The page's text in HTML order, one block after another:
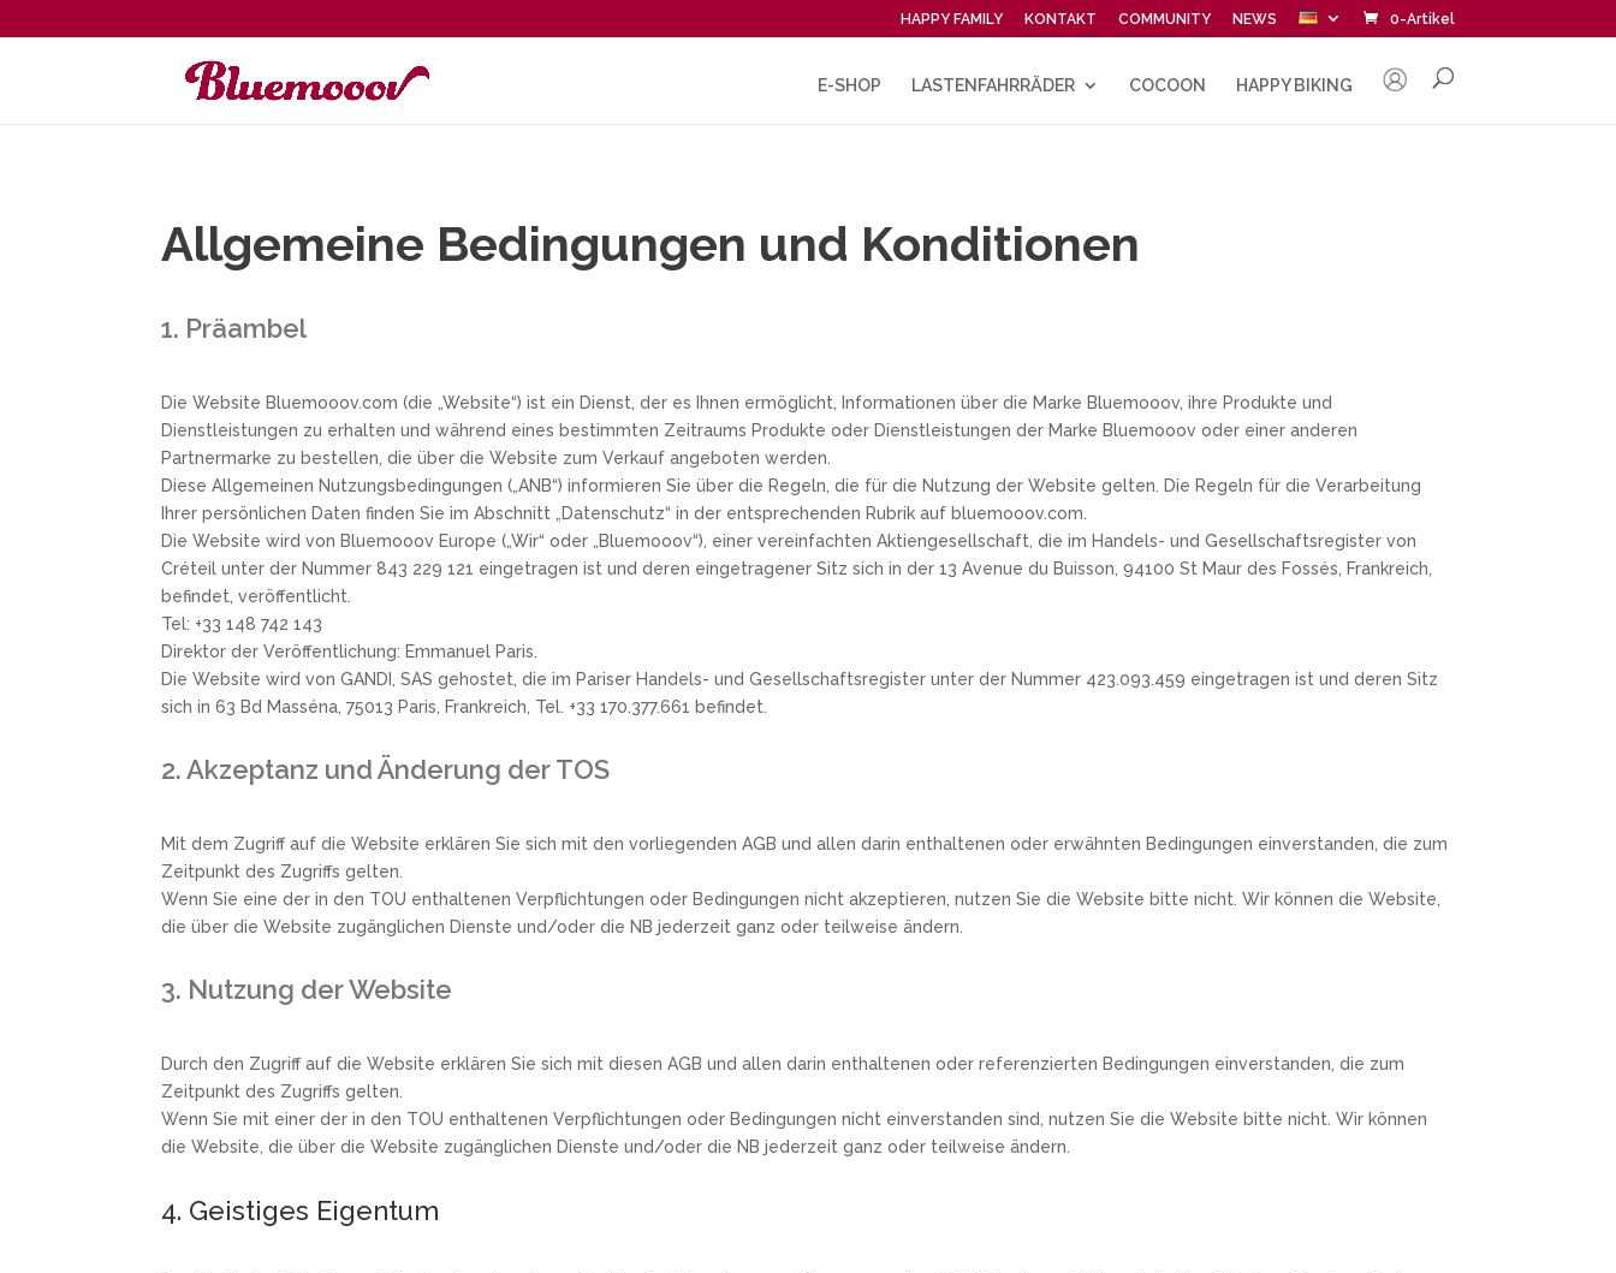
HAPPY FAMILY KONTAKT COMMUNITY NEWS 0-Artikel
E-SHOP LASTENFAHRRÄDER COCOON HAPPY BIKING
Allgemeine Bedingungen und Konditionen
1. Präambel
Die Website Bluemooov.com (die „Website“) ist ein Dienst, der es Ihnen ermöglicht, Informationen über die Marke Bluemooov, ihre Produkte und
Dienstleistungen zu erhalten und während eines bestimmten Zeitraums Produkte oder Dienstleistungen der Marke Bluemooov oder einer anderen
Partnermarke zu bestellen, die über die Website zum Verkauf angeboten werden.
Diese Allgemeinen Nutzungsbedingungen („ANB“) informieren Sie über die Regeln, die für die Nutzung der Website gelten. Die Regeln für die Verarbeitung
Ihrer persönlichen Daten finden Sie im Abschnitt „Datenschutz“ in der entsprechenden Rubrik auf bluemooov.com.
Die Website wird von Bluemooov Europe („Wir“ oder „Bluemooov“), einer vereinfachten Aktiengesellschaft, die im Handels- und Gesellschaftsregister von
Créteil unter der Nummer 843 229 121 eingetragen ist und deren eingetragener Sitz sich in der 13 Avenue du Buisson, 94100 St Maur des Fossés, Frankreich,
befindet, veröffentlicht.
Tel: +33 148 742 143
Direktor der Veröffentlichung: Emmanuel Paris.
Die Website wird von GANDI, SAS gehostet, die im Pariser Handels- und Gesellschaftsregister unter der Nummer 423.093.459 eingetragen ist und deren Sitz
sich in 63 Bd Masséna, 75013 Paris, Frankreich, Tel. +33 170.377.661 befindet.
2. Akzeptanz und Änderung der TOS
Mit dem Zugriff auf die Website erklären Sie sich mit den vorliegenden AGB und allen darin enthaltenen oder erwähnten Bedingungen einverstanden, die zum
Zeitpunkt des Zugriffs gelten.
Wenn Sie eine der in den TOU enthaltenen Verpflichtungen oder Bedingungen nicht akzeptieren, nutzen Sie die Website bitte nicht. Wir können die Website,
die über die Website zugänglichen Dienste und/oder die NB jederzeit ganz oder teilweise ändern.
3. Nutzung der Website
Durch den Zugriff auf die Website erklären Sie sich mit diesen AGB und allen darin enthaltenen oder referenzierten Bedingungen einverstanden, die zum
Zeitpunkt des Zugriffs gelten.
Wenn Sie mit einer der in den TOU enthaltenen Verpflichtungen oder Bedingungen nicht einverstanden sind, nutzen Sie die Website bitte nicht. Wir können
die Website, die über die Website zugänglichen Dienste und/oder die NB jederzeit ganz oder teilweise ändern.
4. Geistiges Eigentum